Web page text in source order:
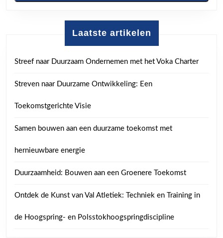
Laatste artikelen
Streef naar Duurzaam Ondernemen met het Voka Charter
Streven naar Duurzame Ontwikkeling: Een
Toekomstgerichte Visie
Samen bouwen aan een duurzame toekomst met
hernieuwbare energie
Duurzaamheid: Bouwen aan een Groenere Toekomst
Ontdek de Kunst van Val Atletiek: Techniek en Training in
de Hoogspring- en Polsstokhoogspringdiscipline